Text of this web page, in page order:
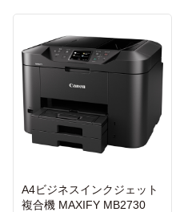
A4ビジネスインクジェット
複合機 MAXIFY MB2730